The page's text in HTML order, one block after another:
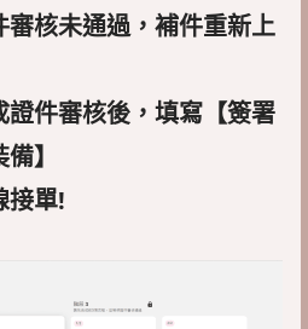
核未通過，補件重新上
件審核後，填寫【簽署
】
接單!